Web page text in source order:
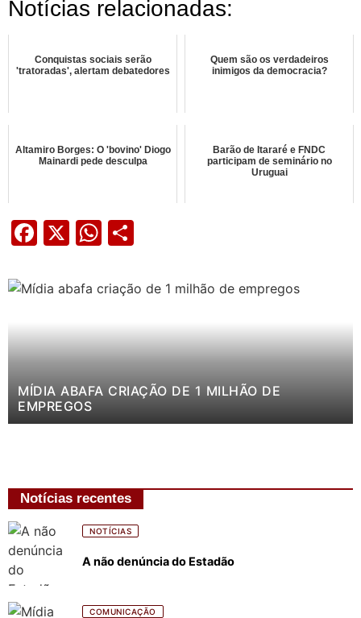
Notícias relacionadas:
Conquistas sociais serão
'tratoradas', alertam debatedores
Quem são os verdadeiros
inimigos da democracia?
Altamiro Borges: O 'bovino' Diogo
Mainardi pede desculpa
Barão de Itararé e FNDC
participam de seminário no
Uruguai
Facebook
X WhatsApp
MÍDIA ABAFA CRIAÇÃO DE 1 MILHÃO DE
EMPREGOS
Notícias recentes
NOTÍCIAS
A não denúncia do Estadão
COMUNICAÇÃO